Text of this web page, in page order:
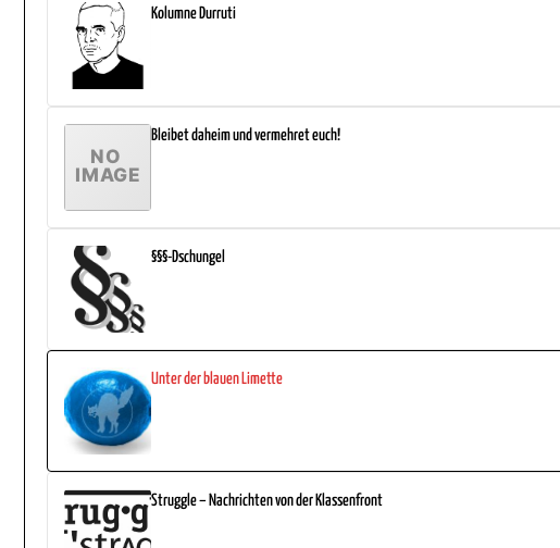
Kolumne Durruti
Bleibet daheim und vermehret euch!
§§§-Dschungel
Unter der blauen Limette
Struggle – Nachrichten von der Klassenfront